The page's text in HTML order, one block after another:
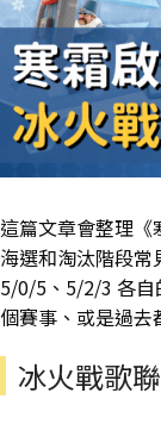
這篇文章會整理
海選和淘汰階段常
5/0/5、5/2/3 各自
個賽事、或是過去
冰火戰歌